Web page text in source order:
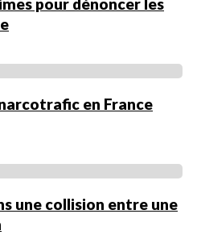
pour dénoncer les
en France
une collision entre une